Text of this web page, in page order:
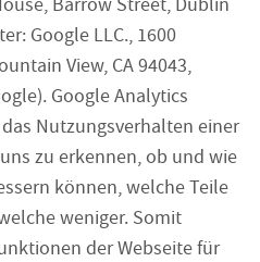
Google LLC., 1600
View, CA 94043,
Google Analytics
Nutzungsverhalten einer
zu erkennen, ob und wie
können, welche Teile
weniger. Somit
der Webseite für